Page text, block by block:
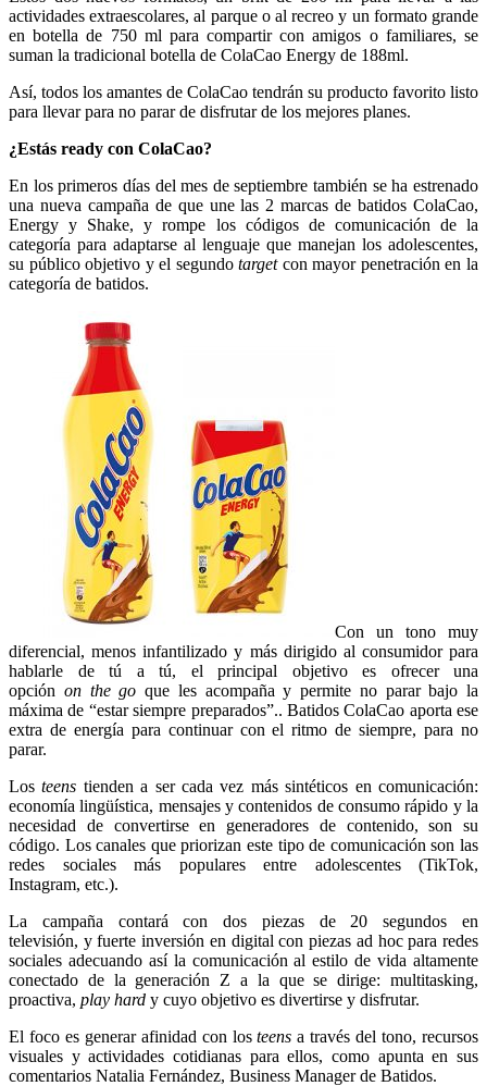
actividades extraescolares, al parque o al recreo y un formato grande
en botella de 750 ml para compartir con amigos o familiares, se
suman la tradicional botella de ColaCao Energy de 188ml.
Así, todos los amantes de ColaCao tendrán su producto favorito listo
para llevar para no parar de disfrutar de los mejores planes.
¿Estás ready con ColaCao?
En los primeros días del mes de septiembre también se ha estrenado
una nueva campaña de que une las 2 marcas de batidos ColaCao,
Energy y Shake, y rompe los códigos de comunicación de la
categoría para adaptarse al lenguaje que manejan los adolescentes,
su público objetivo y el segundotarget con mayor penetración en la
categoría de batidos.
Con un tono muy
diferencial, menos infantilizado y más dirigido al consumidor para
hablarle de tú a tú, el principal objetivo es ofrecer una
opción on the go que les acompaña y permite no parar bajo la
máxima de “estar siempre preparados”.. Batidos ColaCao aporta ese
extra de energía para continuar con el ritmo de siempre, para no
parar.
Losteens tienden a ser cada vez más sintéticos en comunicación:
economía lingüística, mensajes y contenidos de consumo rápido y la
necesidad de convertirse en generadores de contenido, son su
código. Los canales que priorizan este tipo de comunicación son las
redes sociales más populares entre adolescentes (TikTok,
Instagram, etc.).
La campaña contará con dos piezas de 20 segundos en
televisión, y fuerte inversión en digital con piezas ad hoc para redes
sociales adecuando así la comunicación al estilo de vida altamente
conectado de la generación Z a la que se dirige: multitasking,
proactiva, play hard y cuyo objetivo es divertirse y disfrutar.
El foco es generar afinidad con losteens a través del tono, recursos
visuales y actividades cotidianas para ellos, como apunta en sus
comentarios Natalia Fernández, Business Manager de Batidos.